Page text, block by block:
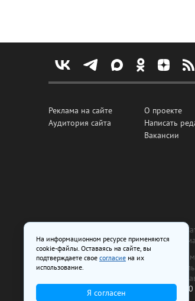
Реклама на сайте
Аудитория сайта
О проекте
Написать
Вакансии
Все рекламные товары подлежат
изготовлена и размещена на основе
На сайте www.irk.ru размещаются в
от 29 октября 2018 г., выдан
ООО «Ирк.ру». Главный редактор —
Телефон редакции:
+7 (3952) 48-88-50
На информационном ресурсе применяются
cookie-файлы. Оставаясь на сайте, вы
подтверждаете свое согласие на их
использование.
Я согласен